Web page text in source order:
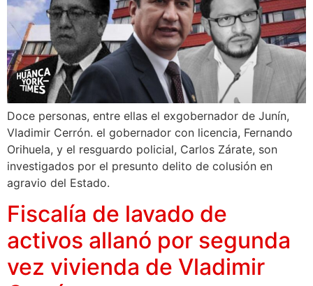
Doce personas, entre ellas el exgobernador de Junín,
Vladimir Cerrón. el gobernador con licencia, Fernando
Orihuela, y el resguardo policial, Carlos Zárate, son
investigados por el presunto delito de colusión en
agravio del Estado.
Fiscalía de lavado de
activos allanó por segunda
vez vivienda de Vladimir